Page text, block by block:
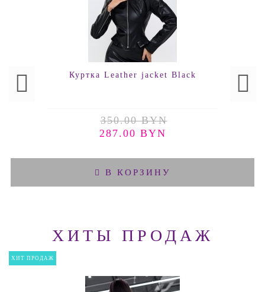
Куртка Leather jacket Black
350.00 BYN
287.00 BYN
В КОРЗИНУ
ХИТЫ ПРОДАЖ
ХИТ ПРОДАЖ